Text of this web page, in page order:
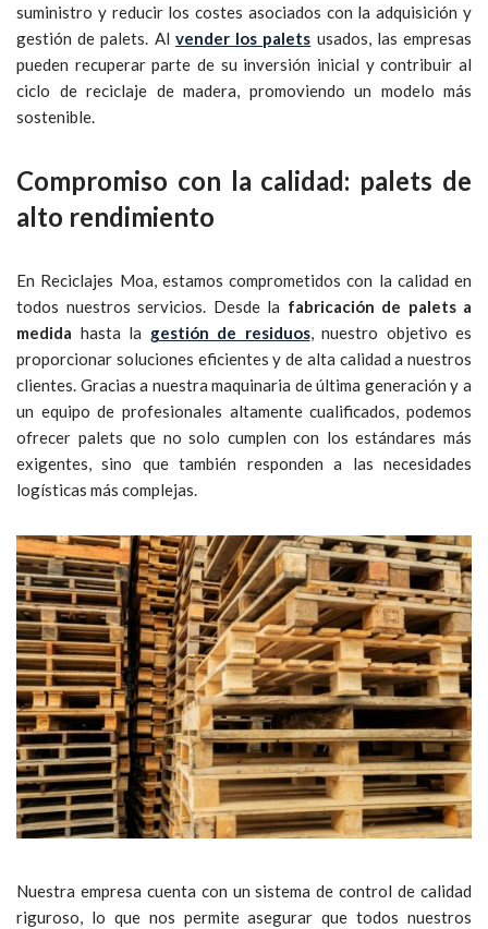
suministro y reducir los costes asociados con la adquisición y
gestión de palets. Al vender los palets usados, las empresas
pueden recuperar parte de su inversión inicial y contribuir al
ciclo de reciclaje de madera, promoviendo un modelo más
sostenible.
Compromiso con la calidad: palets de
alto rendimiento
En Reciclajes Moa, estamos comprometidos con la calidad en
todos nuestros servicios. Desde la fabricación de palets a
medida hasta la gestión de residuos, nuestro objetivo es
proporcionar soluciones eficientes y de alta calidad a nuestros
clientes. Gracias a nuestra maquinaria de última generación y a
un equipo de profesionales altamente cualificados, podemos
ofrecer palets que no solo cumplen con los estándares más
exigentes, sino que también responden a las necesidades
logísticas más complejas.
Nuestra empresa cuenta con un sistema de control de calidad
riguroso, lo que nos permite asegurar que todos nuestros